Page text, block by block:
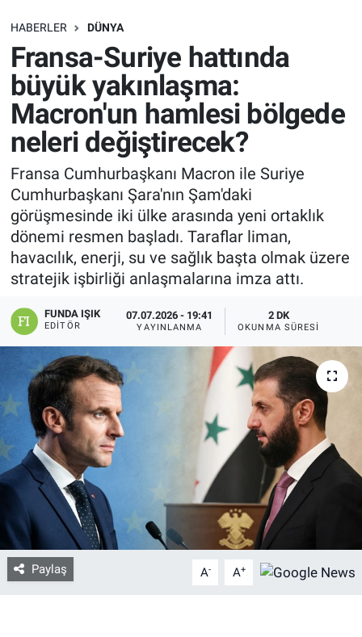
HABERLER DÜNYA
Fransa-Suriye hattında
büyük yakınlaşma:
Macron'un hamlesi bölgede
neleri değiştirecek?
Fransa Cumhurbaşkanı Macron ile Suriye
Cumhurbaşkanı Şara'nın Şam'daki
görüşmesinde iki ülke arasında yeni ortaklık
dönemi resmen başladı. Taraflar liman,
havacılık, enerji, su ve sağlık başta olmak üzere
stratejik işbirliği anlaşmalarına imza attı.
FUNDA IŞIK
EDITÖR
07.07.2026 - 19:41
YAYINLANMA
2 DK
OKUNMA SÜRESI
Paylaş A- A+
SAĞLIK
EKONOMİ
EĞİTİM
ÖZEL HABER
Keşfet
ASTROLOJİ
MANŞET
RESMİ İLANLAR
İLAN
Bize ulaşın
İletişim/Künye
Yaşam
Gözden Kaçmasın
İletişim (Künye)